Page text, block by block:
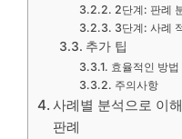
2단계: 판례
3단계: 사례
추가 팁
효율적인 방법
주의사항
사례별 분석으로 이
판례